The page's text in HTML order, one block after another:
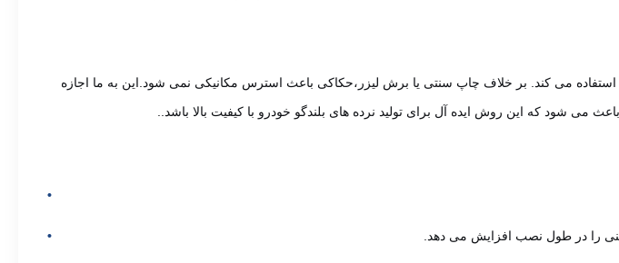
استفاده می کند. بر خلاف چاپ سنتی یا برش لیزر،حکاکی باعث استرس مکانیکی نمی شود.این به ما اجازه
می شود که این روش ایده آل برای تولید نرده های بلندگو خودرو با کیفیت بالا باشد..
را در طول نصب افزایش می دهد.